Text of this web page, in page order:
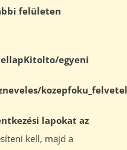
felületen
egyeni
lapokat az
kell, majd a